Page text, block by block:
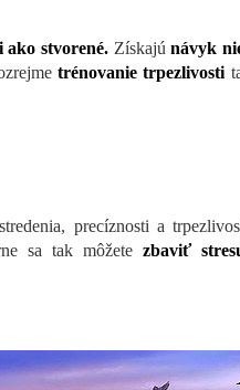
stvorené. Získajúnávyk
trénovanie trpezlivosti
precíznosti a
sa tak môžete zbaviť